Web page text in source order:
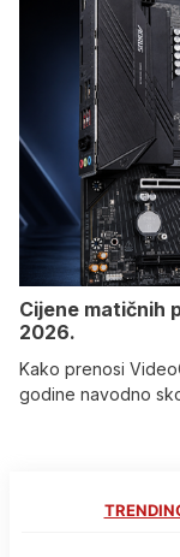
Cijene matičnih
2026.
Kako prenosi
godine navodno